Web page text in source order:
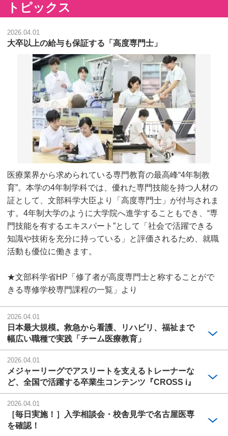
トピックス
2026.04.01
大卒以上の給与も保証する「高度専門士」
医療業界から求められている専門教育の最高峰“4年制教
育”。本学の4年制学科では、優れた専門技能を持つ人材の
証として、文部科学大臣より「高度専門士」が付与されま
す。4年制大学のように大学院へ進学することもでき、“専
門技能を有するエキスパート”として「社会で活躍できる
知識や技術を充分に持っている」と評価されるため、就職
活動も優位に働きます。
★文部科学省HP「修了者が高度専門士と称することがで
きる専修学校専門課程の一覧」より
2026.04.01
日本最大規模。救急から看護、リハビリ、福祉まで
幅広い職種で実践「チーム医療教育」
2026.04.01
メジャーリーグでアスリートを支えるトレーナーな
ど、全国で活躍する卒業生コンテンツ『CROSS i』
2026.04.01
［毎日実施！］入学相談会・校舎見学で名古屋医専
を確認！